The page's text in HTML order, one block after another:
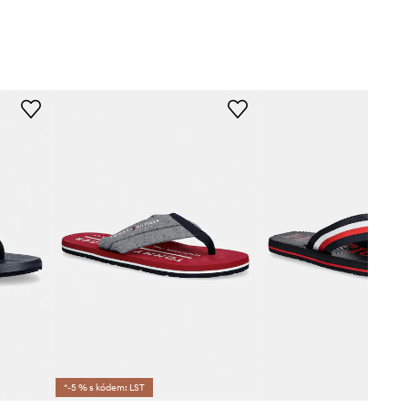
*-5 % s kódem: LST